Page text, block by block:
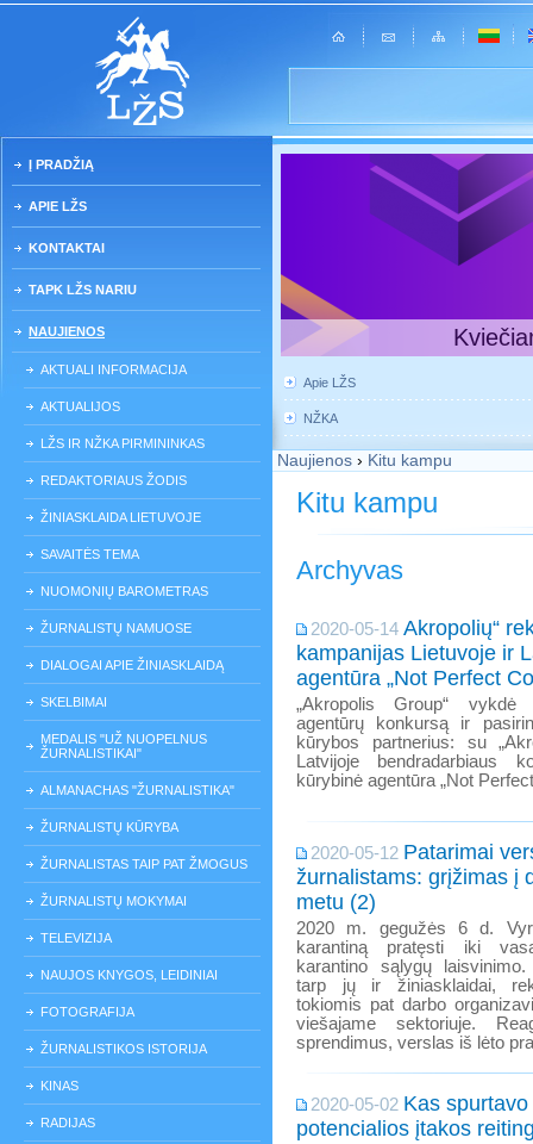
Į PRADŽIĄ
APIE LŽS
KONTAKTAI
TAPK LŽS NARIU
NAUJIENOS
AKTUALI INFORMACIJA
AKTUALIJOS
LŽS IR NŽKA PIRMININKAS
REDAKTORIAUS ŽODIS
ŽINIASKLAIDA LIETUVOJE
SAVAITĖS TEMA
NUOMONIŲ BAROMETRAS
ŽURNALISTŲ NAMUOSE
DIALOGAI APIE ŽINIASKLAIDĄ
SKELBIMAI
MEDALIS "UŽ NUOPELNUS
ŽURNALISTIKAI"
ALMANACHAS "ŽURNALISTIKA"
ŽURNALISTŲ KŪRYBA
ŽURNALISTAS TAIP PAT ŽMOGUS
ŽURNALISTŲ MOKYMAI
TELEVIZIJA
NAUJOS KNYGOS, LEIDINIAI
FOTOGRAFIJA
ŽURNALISTIKOS ISTORIJA
KINAS
RADIJAS
Apie LŽS
NŽKA
Naujienos › Kitu kampu
Kitu kampu
Archyvas
2020-05-14 Akropolių“
kampanijas Lietuvoje ir
agentūra „Not Perfect
„Akropolis Group“ vykdė
agentūrų konkursą ir
kūrybos partnerius: su
Latvijoje bendradarbiaus
kūrybinė agentūra „Not
2020-05-12 Patarimai
žurnalistams: grįžimas į
metu (2)
2020 m. gegužės 6 d.
karantiną pratęsti iki
karantino sąlygų
tarp jų ir žiniasklaidai,
tokiomis pat darbo
viešajame sektoriuje.
sprendimus, verslas iš lėto
2020-05-02 Kas spurtavo
potencialios įtakos